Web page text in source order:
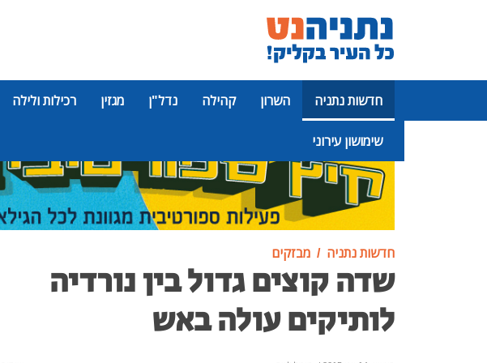
חדשות נתניה השרון קהילה נדל"ן מגזין רכילות ולילה
שימושון עירוני
פרסומת
חדשות נתניה מבזקים
שדה קוצים גדול בין נורדיה
לותיקים עולה באש